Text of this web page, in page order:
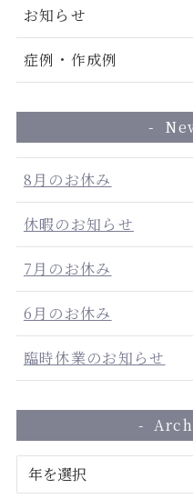
お知らせ
症例・作成例
8月のお休み
休暇のお知らせ
7月のお休み
6月のお休み
臨時休業のお知らせ
ア